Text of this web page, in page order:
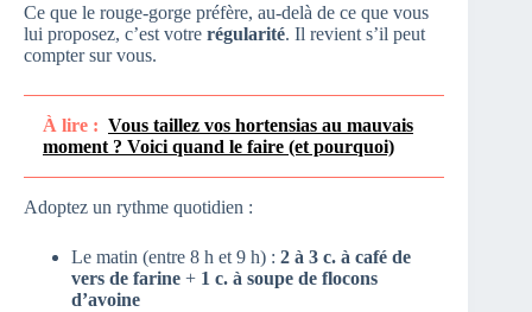
Ce que le rouge-gorge préfère, au-delà de ce que vous
lui proposez, c’est votre régularité. Il revient s’il peut
compter sur vous.
À lire : Vous taillez vos hortensias au mauvais
moment ? Voici quand le faire (et pourquoi)
Adoptez un rythme quotidien :
Le matin (entre 8 h et 9 h) : 2 à 3 c. à café de
vers de farine + 1 c. à soupe de flocons
d’avoine